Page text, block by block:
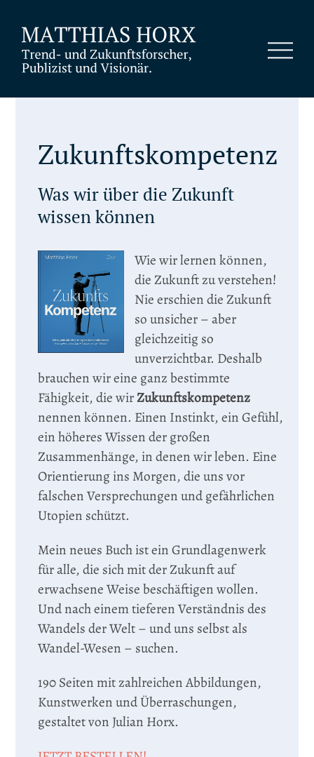
Zukunftskompetenz
Was wir über die Zukunft
wissen können
Wie wir lernen können,
die Zukunft zu verstehen!
Nie erschien die Zukunft
so unsicher – aber
gleichzeitig so
unverzichtbar. Deshalb
brauchen wir eine ganz bestimmte
Fähigkeit, die wirZukunftskompetenz
nennen können. Einen Instinkt, ein Gefühl,
ein höheres Wissen der großen
Zusammenhänge, in denen wir leben. Eine
Orientierung ins Morgen, die uns vor
falschen Versprechungen und gefährlichen
Utopien schützt.
Mein neues Buch ist ein Grundlagenwerk
für alle, die sich mit der Zukunft auf
erwachsene Weise beschäftigen wollen.
Und nach einem tieferen Verständnis des
Wandels der Welt – und uns selbst als
Wandel-Wesen – suchen.
190 Seiten mit zahlreichen Abbildungen,
Kunstwerken und Überraschungen,
gestaltet von Julian Horx.